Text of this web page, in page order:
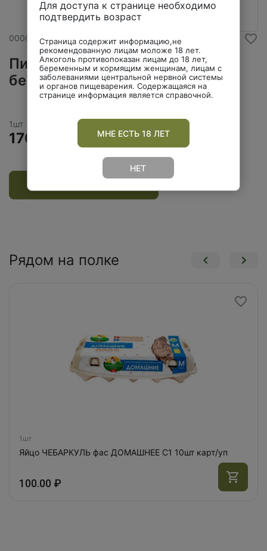
00000025593
Пиво СТРАКОВИЦЕ
безалкогольное 0,45л ст/б
1шт
170.00 ₽
Рядом на полке
1шт
Яйцо ЧЕБАРКУЛЬ фас ДОМАШНЕЕ С1 10шт карт/уп
100.00 ₽
Для доступа к странице необходимо
подтвердить возраст
Страница содержит информацию,не
рекомендованную лицам моложе 18 лет.
Алкоголь противопоказан лицам до 18 лет,
беременным и кормящим женщинам, лицам с
заболеваниями центральной нервной системы
и органов пищеварения. Содержащаяся на
странице информация является справочной.
МНЕ ЕСТЬ 18 ЛЕТ
НЕТ